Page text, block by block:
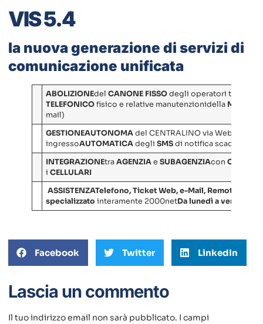
VIS 5.4
la nuova generazione di servizi di
comunicazione unificata
ABOLIZIONEdelCANONE FISSOdegli operatori
TELEFONICOfisico e relative manutenzionidella
mail)
GESTIONEAUTONOMAdel CENTRALINO via Web
ingressoAUTOMATICAdegliSMSdi notifica scadenze
INTEGRAZIONEtraAGENZIAeSUBAGENZIAcon
iCELLULARI
ASSISTENZATelefono, Ticket Web, e-Mail, Remote
specializzato interamente 2000netDa lunedì a venerdì
Facebook Twitter LinkedIn
Lascia un commento
Il tuo indirizzo email non sarà pubblicato. I campi